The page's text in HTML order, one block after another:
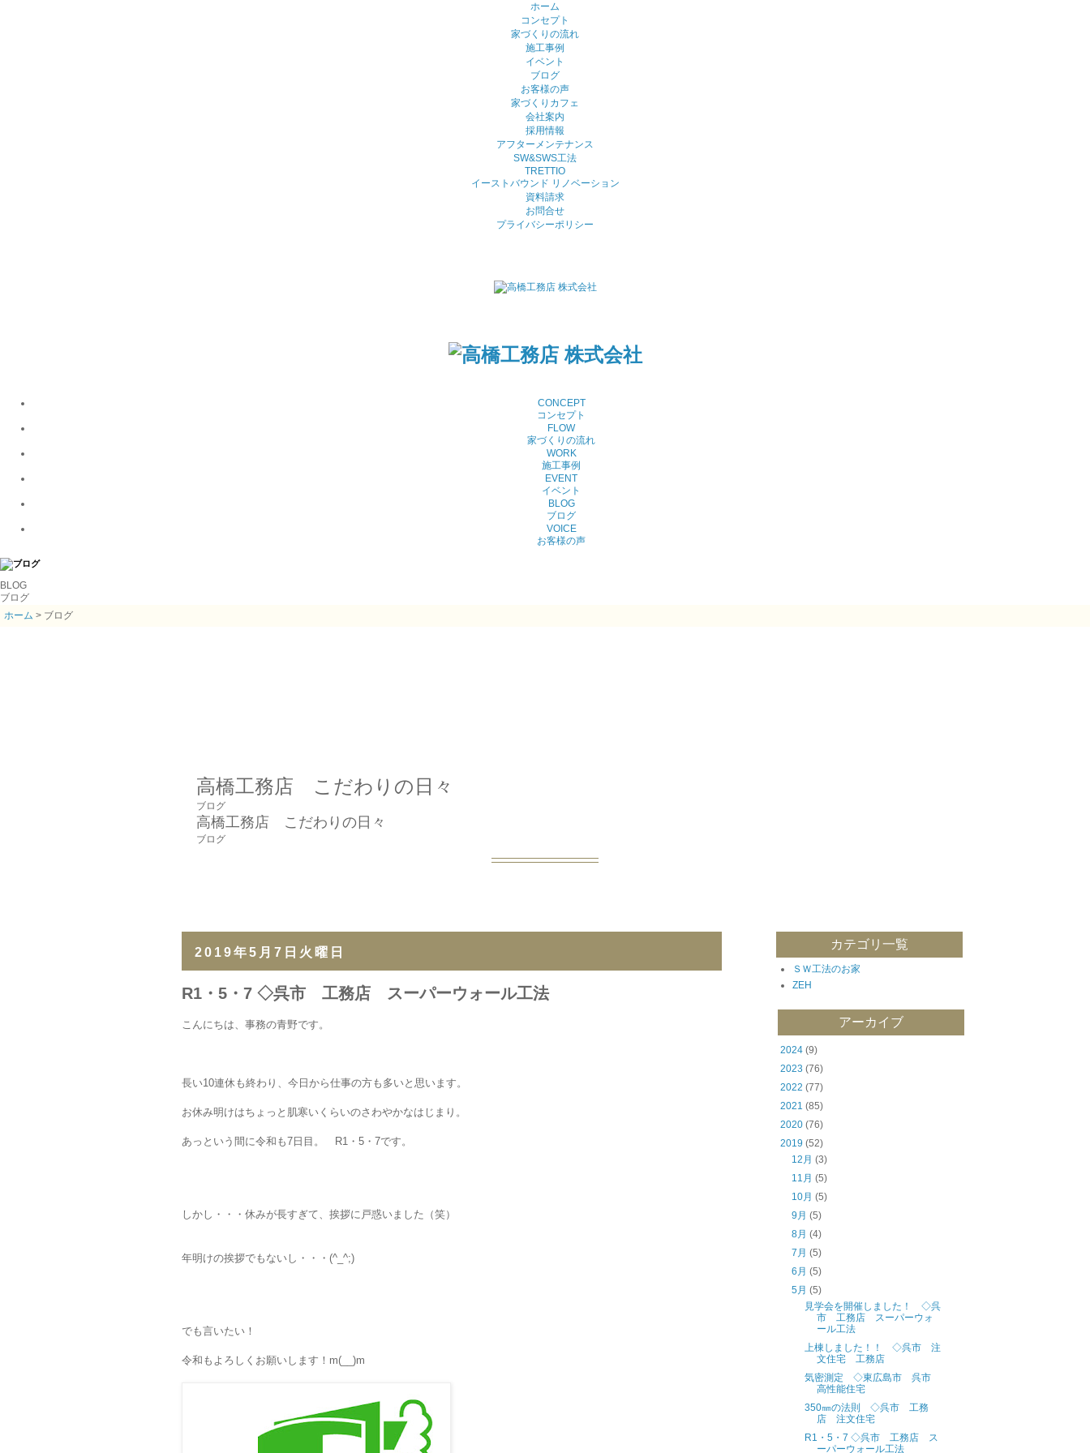
ホーム
コンセプト
家づくりの流れ
施工事例
イベント
ブログ
お客様の声
家づくりカフェ
会社案内
採用情報
アフターメンテナンス
SW&SWS工法
TRETTIO
イーストバウンド リノベーション
資料請求
お問合せ
プライバシーポリシー
CONCEPT
コンセプト
FLOW
家づくりの流れ
WORK
施工事例
EVENT
イベント
BLOG
ブログ
VOICE
お客様の声
BLOG
ブログ
ホーム > ブログ
高橋工務店 こだわりの日々
ブログ
高橋工務店 こだわりの日々
ブログ
2019年5月7日火曜日
R1・5・7 ◇呉市 工務店 スーパーウォール工法
こんにちは、事務の青野です。
長い10連休も終わり、今日から仕事の方も多いと思います。
お休み明けはちょっと肌寒いくらいのさわやかなはじまり。
あっという間に令和も7日目。 R1・5・7です。
しかし・・・休みが長すぎて、挨拶に戸惑いました（笑）
年明けの挨拶でもないし・・・(^_^;)
でも言いたい！
令和もよろしくお願いします！m(__)m
カテゴリ一覧
ＳＷ工法のお家
ZEH
アーカイブ
2024 (9)
2023 (76)
2022 (77)
2021 (85)
2020 (76)
2019 (52)
12月 (3)
11月 (5)
10月 (5)
9月 (5)
8月 (4)
7月 (5)
6月 (5)
5月 (5)
見学会を開催しました！ ◇呉
市 工務店 スーパーウォ
ール工法
上棟しました！！ ◇呉市 注
文住宅 工務店
気密測定 ◇東広島市 呉市
高性能住宅
350㎜の法則 ◇呉市 工務
店 注文住宅
R1・5・7 ◇呉市 工務店 ス
ーパーウォール工法